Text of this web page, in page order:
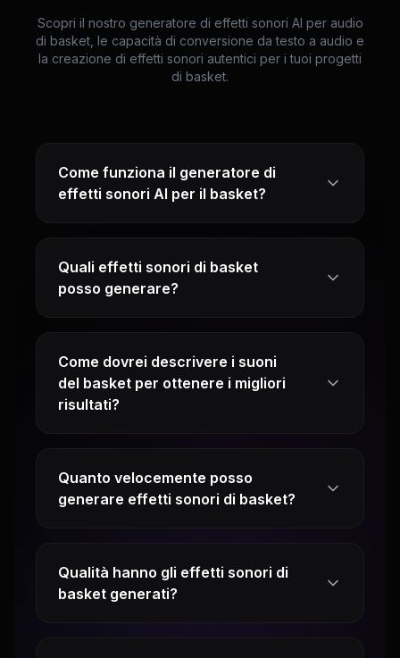
Scopri il nostro generatore di effetti sonori AI per audio
di basket, le capacità di conversione da testo a audio e
la creazione di effetti sonori autentici per i tuoi progetti
di basket.
Come funziona il generatore di
effetti sonori AI per il basket?
Quali effetti sonori di basket
posso generare?
Come dovrei descrivere i suoni
del basket per ottenere i migliori
risultati?
Quanto velocemente posso
generare effetti sonori di basket?
Qualità hanno gli effetti sonori di
basket generati?